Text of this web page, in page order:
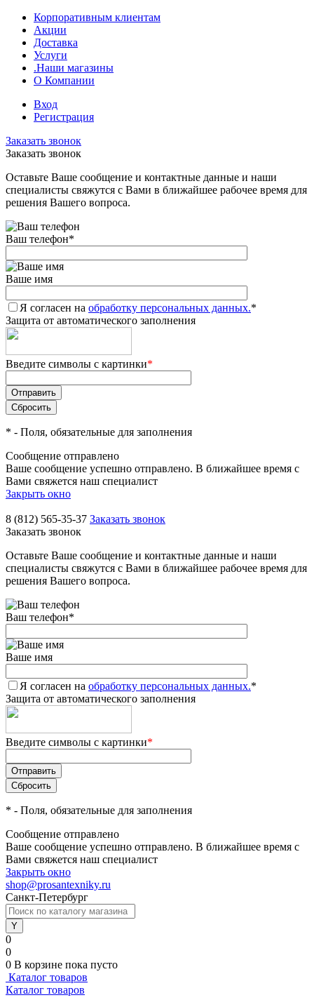
Корпоративным клиентам
Акции
Доставка
Услуги
.Наши магазины
О Компании
Вход
Регистрация
Заказать звонок
Заказать звонок
Оставьте Ваше сообщение и контактные данные и наши
специалисты свяжутся с Вами в ближайшее рабочее время для
решения Вашего вопроса.
Ваш телефон*
Ваше имя
Я согласен на обработку персональных данных.*
Защита от автоматического заполнения
Введите символы с картинки*
* - Поля, обязательные для заполнения
Сообщение отправлено
Ваше сообщение успешно отправлено. В ближайшее время с
Вами свяжется наш специалист
Закрыть окно
8 (812) 565-35-37 Заказать звонок
Заказать звонок
Оставьте Ваше сообщение и контактные данные и наши
специалисты свяжутся с Вами в ближайшее рабочее время для
решения Вашего вопроса.
Ваш телефон*
Ваше имя
Я согласен на обработку персональных данных.*
Защита от автоматического заполнения
Введите символы с картинки*
* - Поля, обязательные для заполнения
Сообщение отправлено
Ваше сообщение успешно отправлено. В ближайшее время с
Вами свяжется наш специалист
Закрыть окно
shop@prosantexniky.ru
Санкт-Петербург
0
0
0 В корзине пока пусто
Каталог товаров
Каталог товаров